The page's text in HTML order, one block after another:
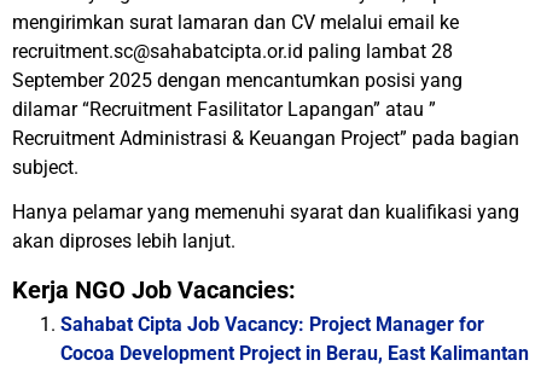
mengirimkan surat lamaran dan CV melalui email ke
recruitment.sc@sahabatcipta.or.id paling lambat 28
September 2025 dengan mencantumkan posisi yang
dilamar “Recruitment Fasilitator Lapangan” atau ”
Recruitment Administrasi & Keuangan Project” pada bagian
subject.
Hanya pelamar yang memenuhi syarat dan kualifikasi yang
akan diproses lebih lanjut.
Kerja NGO Job Vacancies:
Sahabat Cipta Job Vacancy: Project Manager for
Cocoa Development Project in Berau, East Kalimantan